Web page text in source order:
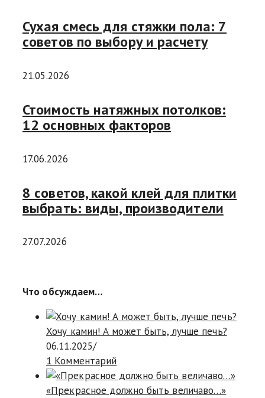
Сухая смесь для стяжки пола: 7
советов по выбору и расчету
21.05.2026
Стоимость натяжных потолков:
12 основных факторов
17.06.2026
8 советов, какой клей для плитки
выбрать: виды, производители
27.07.2026
Что обсуждаем…
Хочу камин! А может быть, лучше печь?
06.11.2025/
1 Комментарий
«Прекрасное должно быть величаво…»